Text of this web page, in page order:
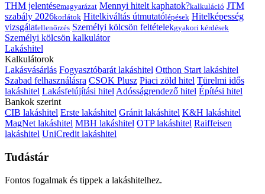
THM jelentésemagyarázat Mennyi hitelt kaphatok?kalkuláció JTM
szabály 2026korlátok Hitelkiváltás útmutatólépések Hitelképesség
vizsgálatellenőrzés Személyi kölcsön feltételekgyakori kérdések
Személyi kölcsön kalkulátor
Lakáshitel
Kalkulátorok
Lakásvásárlás Fogyasztóbarát lakáshitel Otthon Start lakáshitel
Szabad felhasználásra CSOK Plusz Piaci zöld hitel Türelmi idős
lakáshitel Lakásfelújítási hitelAdósságrendező hitel Építési hitel
Bankok szerint
CIB lakáshitel Erste lakáshitel Gránit lakáshitel K&H lakáshitel
MagNet lakáshitel MBH lakáshitel OTP lakáshitel Raiffeisen
lakáshitel UniCredit lakáshitel
Tudástár
Fontos fogalmak és tippek a lakáshitelhez.